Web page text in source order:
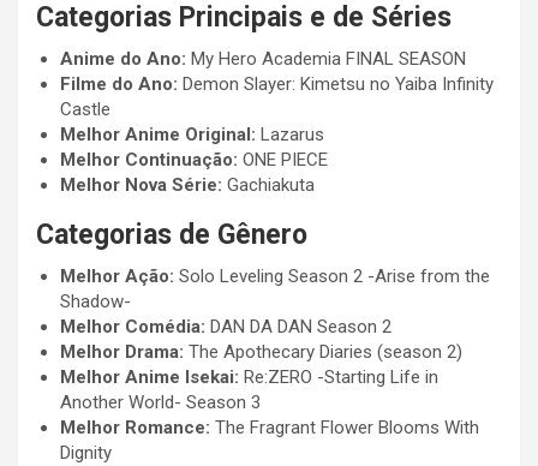
Categorias Principais e de Séries
Anime do Ano: My Hero Academia FINAL SEASON
Filme do Ano: Demon Slayer: Kimetsu no Yaiba Infinity
Castle
Melhor Anime Original: Lazarus
Melhor Continuação: ONE PIECE
Melhor Nova Série: Gachiakuta
Categorias de Gênero
Melhor Ação: Solo Leveling Season 2 -Arise from the
Shadow-
Melhor Comédia: DAN DA DAN Season 2
Melhor Drama: The Apothecary Diaries (season 2)
Melhor Anime Isekai: Re:ZERO -Starting Life in
Another World- Season 3
Melhor Romance: The Fragrant Flower Blooms With
Dignity